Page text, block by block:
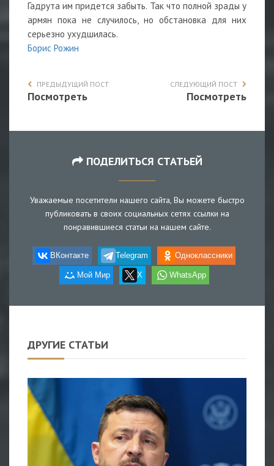
Гадрута им придется забыть. Так что полной зрады у
армян пока не случилось, но обстановка для них
серьезно ухудшилась.
Борис Рожин
ПРЕДЫДУЩИЙ ПОСТ
Посмотреть
СЛЕДУЮЩИЙ ПОСТ
Посмотреть
ПОДЕЛИТЬСЯ СТАТЬЕЙ
Уважаемые посетители нашего сайта, Вы можете быстро
публиковать в своих социальных сетях ссылки на
понравившиеся статьи на нашем сайте.
ВКонтакте Telegram Одноклассники
Мой Мир X WhatsApp
ДРУГИЕ СТАТЬИ